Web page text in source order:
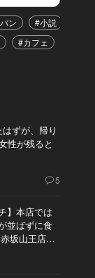
ン #小説
#カフェ
ずが、帰り
性が残ると
5
】本店では
並ばずに食
坂山王店』